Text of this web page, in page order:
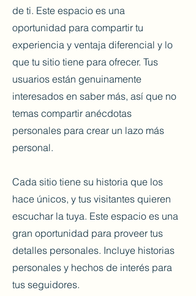
de ti. Este espacio es una
oportunidad para compartir tu
experiencia y ventaja diferencial y lo
que tu sitio tiene para ofrecer. Tus
usuarios están genuinamente
interesados en saber más, así que no
temas compartir anécdotas
personales para crear un lazo más
personal.
Cada sitio tiene su historia que los
hace únicos, y tus visitantes quieren
escuchar la tuya. Este espacio es una
gran oportunidad para proveer tus
detalles personales. Incluye historias
personales y hechos de interés para
tus seguidores.